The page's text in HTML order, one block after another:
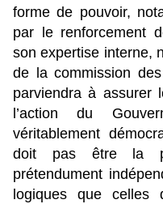
forme de pouvoir,
par le renforcement
son expertise interne,
de la commission
parviendra à assurer
l’action du
véritablement
doit pas être la
prétendument
logiques que